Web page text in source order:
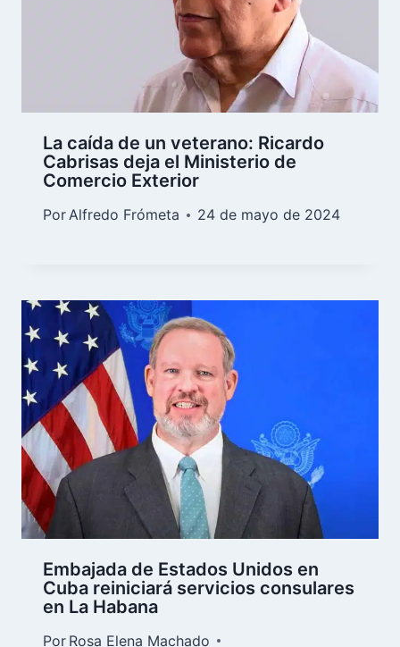
La caída de un veterano: Ricardo
Cabrisas deja el Ministerio de
Comercio Exterior
PorAlfredo Frómeta 24 de mayo de 2024
Embajada de Estados Unidos en
Cuba reiniciará servicios consulares
en La Habana
Por Rosa Elena Machado